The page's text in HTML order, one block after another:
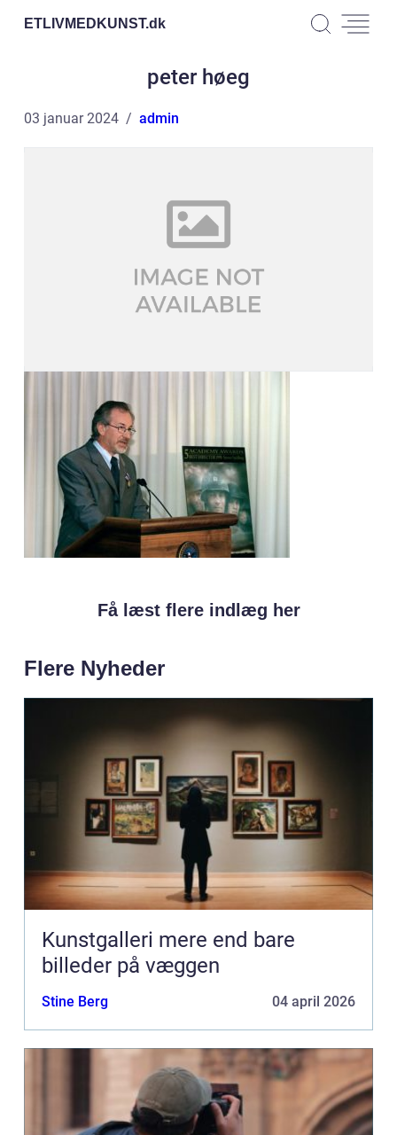
ETLIVMEDKUNST.dk
peter høeg
03 januar 2024 admin
Få læst flere indlæg her
Flere Nyheder
Kunstgalleri mere end bare
billeder på væggen
Stine Berg 04 april 2026